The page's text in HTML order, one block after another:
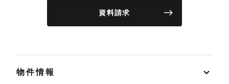
資料請求
物件情報